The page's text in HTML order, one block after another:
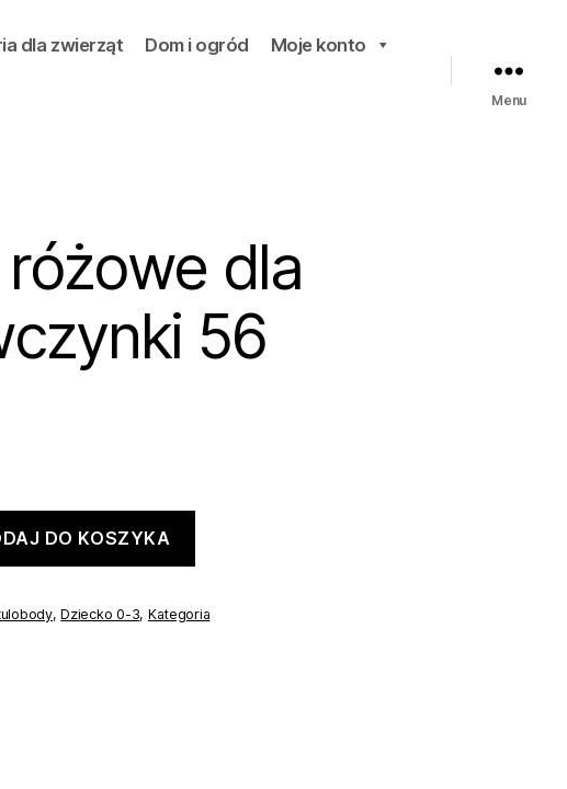
dla zwierząt Dom i ogród
Moje konto
Menu
dla
56
DO KOSZYKA
,Dziecko 0-3, Kategoria